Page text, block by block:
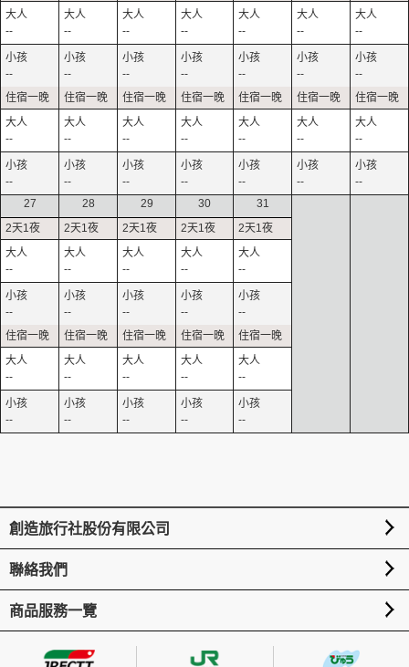
--
--
--
--
--
--
--
--
--
--
--
--
--
--
--
--
--
--
--
--
--
--
--
--
--
--
--
--
27
--
--
--
--
28
--
--
--
--
29
--
--
--
--
30
--
--
--
--
31
--
--
--
--
創造旅行社股份有限公司
聯絡我們
商品服務一覽